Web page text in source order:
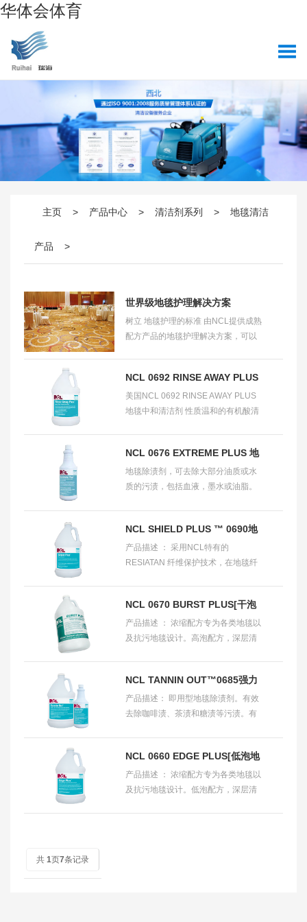
华体会体育
主页 > 产品中心 > 清洁剂系列 > 地毯清洁
产品 >
世界级地毯护理解决方案
树立 地毯护理的标准 由NCL提供成熟
配方产品的地毯护理解决方案，可以
和舒适度
NCL 0692 RINSE AWAY PLUS
™地毯中和清洁剂
美国NCL 0692 RINSE AWAY PLUS
地毯中和清洁剂 性质温和的有机酸清
色，变黄，及水渍的
NCL 0676 EXTREME PLUS 地
毯除渍剂
地毯除渍剂，可去除大部分油质或水
质的污渍，包括血液，墨水或油脂。
毯预喷液
NCL SHIELD PLUS ™ 0690地
毯防护剂
产品描述 ： 采用NCL特有的
RESIATAN 纤维保护技术，在地毯纤
清洁，延长地毯使用寿
NCL 0670 BURST PLUS[干泡
地毯香波]
产品描述 ： 浓缩配方专为各类地毯以
及抗污地毯设计。高泡配方，深层清
形成非粘性粉末。
NCL TANNIN OUT™0685强力
地毯除渍剂
产品描述： 即用型地毯除渍剂。有效
去除咖啡渍、茶渍和糖渍等污渍。有
点 1：在
NCL 0660 EDGE PLUS[低泡地
毯清洁剂]
产品描述 ： 浓缩配方专为各类地毯以
及抗污地毯设计。低泡配方，深层清
共 1页7条记录